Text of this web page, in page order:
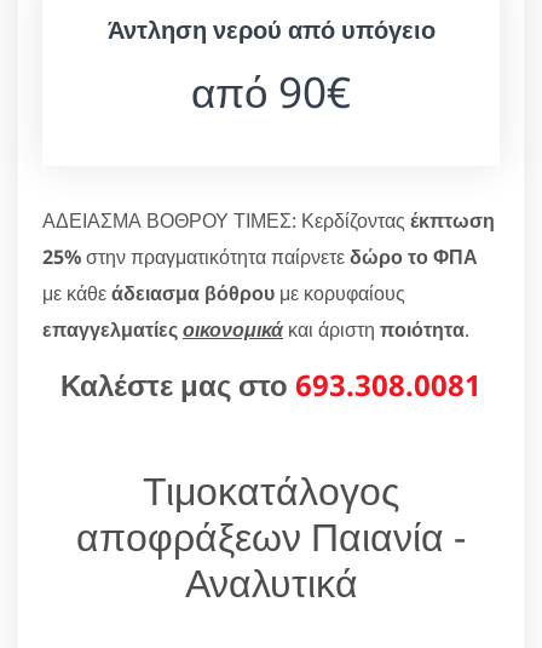
Άντληση νερού από υπόγειο
από 90€
ΑΔΕΙΑΣΜΑ ΒΟΘΡΟΥ ΤΙΜΕΣ: Κερδίζοντας έκπτωση
25%στην πραγματικότητα παίρνετεδώρο το ΦΠΑ
με κάθεάδειασμα βόθρου με κορυφαίους
επαγγελματίεςοικονομικάκαι άριστη ποιότητα.
Καλέστε μας στο 693.308.0081
Τιμοκατάλογος
αποφράξεων Παιανία -
Αναλυτικά